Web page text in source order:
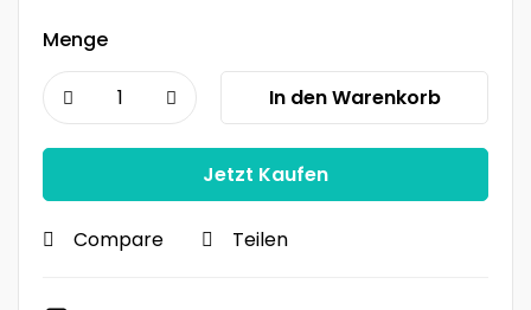
Menge
In den Warenkorb
Jetzt Kaufen
Compare Teilen